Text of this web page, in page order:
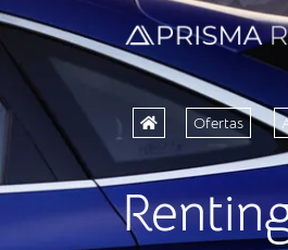
Ofertas